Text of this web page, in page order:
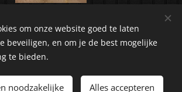
Culinary Creations. Oosseldstraat 8,
om onze website goed te laten
beveiligen, en om je de best mogelijke
te bieden.
noodzakelijke Alles accepteren